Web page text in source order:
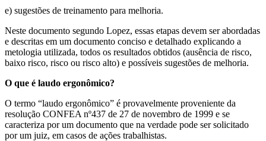
e) sugestões de treinamento para melhoria.
Neste documento segundo Lopez, essas etapas devem ser abordadas
e descritas em um documento conciso e detalhado explicando a
metologia utilizada, todos os resultados obtidos (ausência de risco,
baixo risco, risco ou risco alto) e possíveis sugestões de melhoria.
O que é laudo ergonômico?
O termo “laudo ergonômico” é provavelmente proveniente da
resolução CONFEA nº437 de 27 de novembro de 1999 e se
caracteriza por um documento que na verdade pode ser solicitado
por um juiz, em casos de ações trabalhistas.